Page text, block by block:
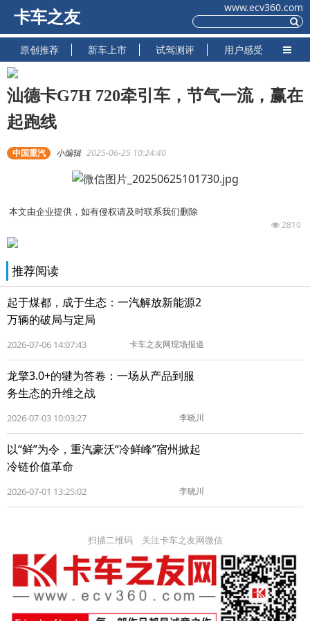
卡车之友
www.ecv360.com
原创推荐 新车上市 试驾测评 用户感受
汕德卡G7H 720牵引车，节气一流，赢在
起跑线
中国重汽 小编辑 2025-06-25 10:24:40
本文由企业提供，如有侵权请及时联系我们删除
2810
推荐阅读
起于煤都，成于生态：一汽解放新能源2
万辆的破局与定局
2026-07-06 14:07:43 卡车之友网现场报道
龙擎3.0+的犍为答卷：一场从产品到服
务生态的升维之战
2026-07-03 10:03:27 李晓川
以“鲜”为令，重汽豪沃“冷鲜峰”宿州掀起
冷链价值革命
2026-07-01 13:25:02 李晓川
扫描二维码 关注卡车之友网微信